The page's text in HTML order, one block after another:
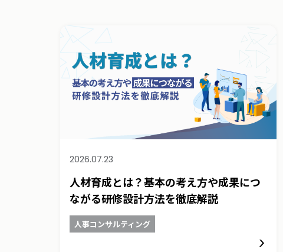
2026.07.23
人材育成とは？基本の考え方や成果につ
ながる研修設計方法を徹底解説
人事コンサルティング